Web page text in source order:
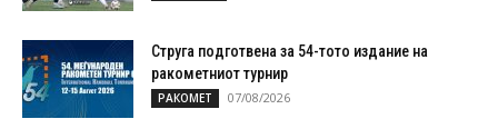
Струга подготвена за 54-тото издание на
ракометниот турнир
РАКОМЕТ 07/08/2026